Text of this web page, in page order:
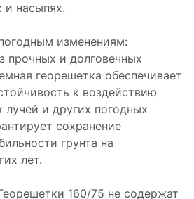
и насыпях.
изменениям:
прочных и долговечных
георешетка обеспечивает
к воздействию
лучей и других погодных
сохранение
грунта на
лет.
160/75 не содержат